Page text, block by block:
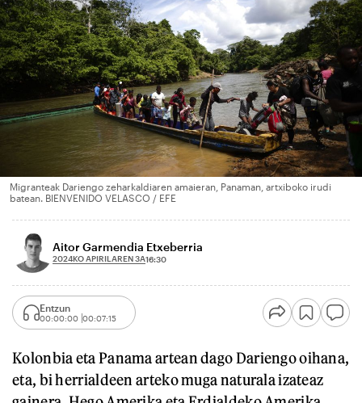
Migranteak Dariengo zeharkaldiaren amaieran, Panaman, artxiboko irudi
batean. BIENVENIDO VELASCO / EFE
Aitor Garmendia Etxeberria
2024KO APIRILAREN 3A16:30
Entzun
00:00:00 00:07:15
Kolonbia eta Panama artean dago Dariengo oihana,
eta, bi herrialdeen arteko muga naturala izateaz